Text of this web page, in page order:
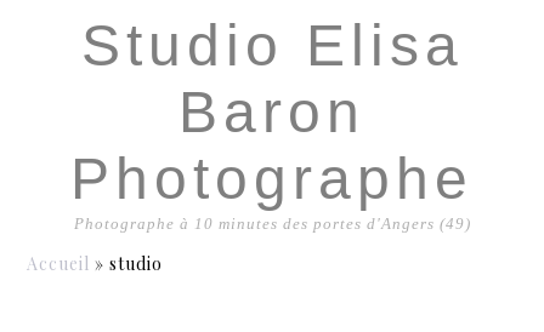
Studio Elisa
Baron
Photographe
Photographe à 10 minutes des portes d'Angers (49)
Accueil »studio